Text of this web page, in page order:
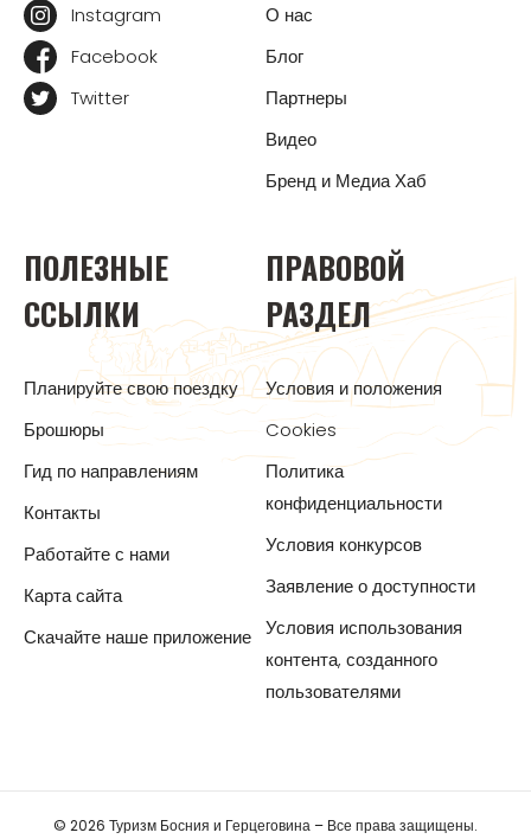
Instagram
Facebook
Twitter
О нас
Блог
Партнеры
Видео
Бренд и Медиа Хаб
ПОЛЕЗНЫЕ
ССЫЛКИ
Планируйте свою поездку
Брошюры
Гид по направлениям
Контакты
Работайте с нами
Карта сайта
Скачайте наше приложение
ПРАВОВОЙ
РАЗДЕЛ
Условия и положения
Cookies
Политика
конфиденциальности
Условия конкурсов
Заявление о доступности
Условия использования
контента, созданного
пользователями
© 2026 Туризм Босния и Герцеговина – Все права защищены.